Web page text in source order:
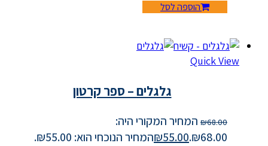
הוספה לסל
Quick View
גלגלים – ספר קרטון
₪68.00
המחיר המקורי היה:
₪68.00.
₪55.00 המחיר הנוכחי הוא: ₪55.00.